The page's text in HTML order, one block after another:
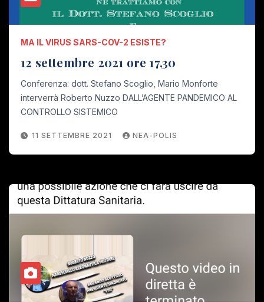
MA IL VIRUS SARS-COV-2 ESISTE?
12 settembre 2021 ore 17,30
Conferenza: dott. Stefano Scoglio, Mario Monforte
interverrà Roberto Nuzzo DALL’AGENTE PANDEMICO AL
CONTROLLO SISTEMICO
11 SETTEMBRE 2021 NEA-POLIS